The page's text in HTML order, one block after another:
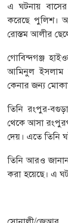
এ ঘটনায়
করেছে পুলিশ।
রোস্তম আলীর
গোবিন্দগঞ্জ
আমিনুল ইসলাম
কেনার জন্য
তিনি রংপুর-
থেকে আসা
দেয়। এতে তিনি
তিনি আরও
করা হয়েছে। এ